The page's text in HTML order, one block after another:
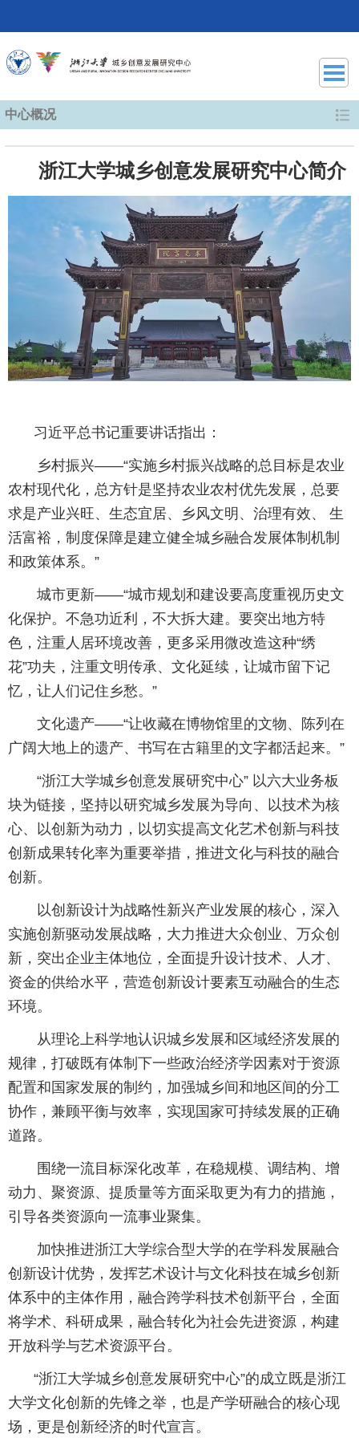
中心概况
浙江大学城乡创意发展研究中心简介
习近平总书记重要讲话指出：
乡村振兴——“实施乡村振兴战略的总目标是农业
农村现代化，总方针是坚持农业农村优先发展，总要
求是产业兴旺、生态宜居、乡风文明、治理有效、 生
活富裕，制度保障是建立健全城乡融合发展体制机制
和政策体系。”
城市更新——“城市规划和建设要高度重视历史文
化保护。不急功近利，不大拆大建。要突出地方特
色，注重人居环境改善，更多采用微改造这种“绣
花”功夫，注重文明传承、文化延续，让城市留下记
忆，让人们记住乡愁。”
文化遗产——“让收藏在博物馆里的文物、陈列在
广阔大地上的遗产、书写在古籍里的文字都活起来。”
“浙江大学城乡创意发展研究中心” 以六大业务板
块为链接，坚持以研究城乡发展为导向、以技术为核
心、以创新为动力，以切实提高文化艺术创新与科技
创新成果转化率为重要举措，推进文化与科技的融合
创新。
以创新设计为战略性新兴产业发展的核心，深入
实施创新驱动发展战略，大力推进大众创业、万众创
新，突出企业主体地位，全面提升设计技术、人才、
资金的供给水平，营造创新设计要素互动融合的生态
环境。
从理论上科学地认识城乡发展和区域经济发展的
规律，打破既有体制下一些政治经济学因素对于资源
配置和国家发展的制约，加强城乡间和地区间的分工
协作，兼顾平衡与效率，实现国家可持续发展的正确
道路。
围绕一流目标深化改革，在稳规模、调结构、增
动力、聚资源、提质量等方面采取更为有力的措施，
引导各类资源向一流事业聚集。
加快推进浙江大学综合型大学的在学科发展融合
创新设计优势，发挥艺术设计与文化科技在城乡创新
体系中的主体作用，融合跨学科技术创新平台，全面
将学术、科研成果，融合转化为社会先进资源，构建
开放科学与艺术资源平台。
“浙江大学城乡创意发展研究中心”的成立既是浙江
大学文化创新的先锋之举，也是产学研融合的核心现
场，更是创新经济的时代宣言。